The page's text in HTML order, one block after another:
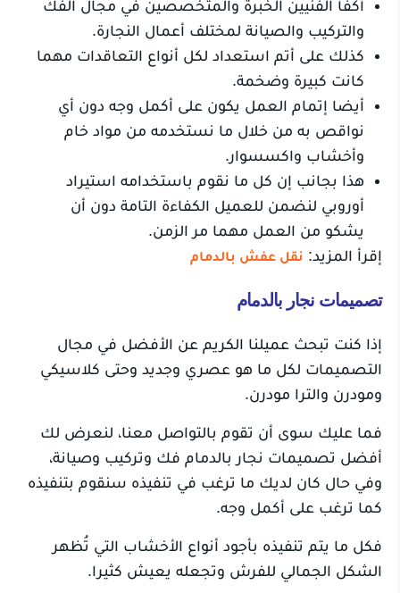
أكفأ الفنيين الخبرة والمتخصصين في مجال الفك
والتركيب والصيانة لمختلف أعمال النجارة.
كذلك على أتم استعداد لكل أنواع التعاقدات مهما
كانت كبيرة وضخمة.
أيضا إتمام العمل يكون على أكمل وجه دون أي
نواقص به من خلال ما نستخدمه من مواد خام
وأخشاب واكسسوار.
هذا بجانب إن كل ما نقوم باستخدامه استيراد
أوروبي لنضمن للعميل الكفاءة التامة دون أن
يشكو من العمل مهما مر الزمن.
إقرأ المزيد: نقل عفش بالدمام
تصميمات نجار بالدمام
إذا كنت تبحث عميلنا الكريم عن الأفضل في مجال
التصميمات لكل ما هو عصري وجديد وحتى كلاسيكي
ومودرن والترا مودرن.
فما عليك سوى أن تقوم بالتواصل معنا، لنعرض لك
أفضل تصميمات نجار بالدمام فك وتركيب وصيانة،
وفي حال كان لديك ما ترغب في تنفيذه سنقوم بتنفيذه
كما ترغب على أكمل وجه.
فكل ما يتم تنفيذه بأجود أنواع الأخشاب التي تُظهر
الشكل الجمالي للفرش وتجعله يعيش كثيرا.